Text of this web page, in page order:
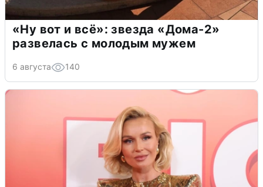
«Ну вот и всё»: звезда «Дома-2»
развелась с молодым мужем
6 августа 140